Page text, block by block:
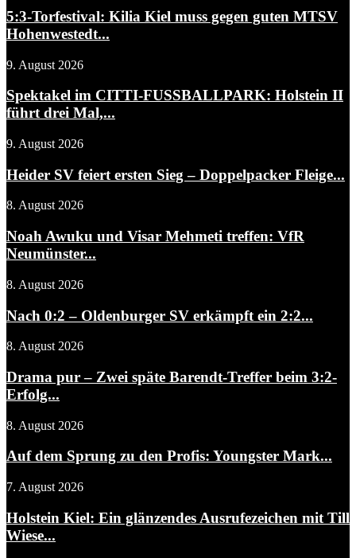
5:3-Torfestival: Kilia Kiel muss gegen guten MTSV
Hohenwestedt...
9. August 2026
Spektakel im CITTI-FUSSBALLPARK: Holstein II
führt drei Mal,...
9. August 2026
Heider SV feiert ersten Sieg – Doppelpacker Fleige...
8. August 2026
Noah Awuku und Visar Mehmeti treffen: VfR
Neumünster...
8. August 2026
Nach 0:2 – Oldenburger SV erkämpft ein 2:2...
8. August 2026
Drama pur – Zwei späte Barendt-Treffer beim 3:2-
Erfolg...
8. August 2026
Auf dem Sprung zu den Profis: Youngster Mark...
7. August 2026
Holstein Kiel: Ein glänzendes Ausrufezeichen mit Till
Wiese...